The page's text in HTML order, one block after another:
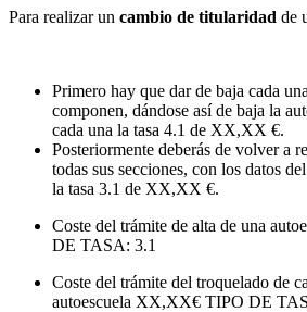
Para realizar un cambio de titularidad de
Primero hay que dar de baja cada
componen, dándose así de baja la
cada una la tasa 4.1 de XX,XX €.
Posteriormente deberás de volver a
todas sus secciones, con los datos
la tasa 3.1 de XX,XX €.
Coste del trámite de alta de una
DE TASA: 3.1
Coste del trámite del troquelado de
autoescuela XX,XX€ TIPO DE